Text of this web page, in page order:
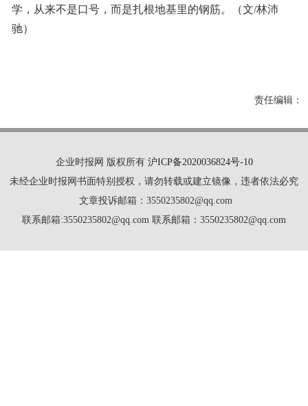
学，从来不是口号，而是扎根地基里的钢筋。（文/林沛
驰）
责任编辑：
企业时报网 版权所有 沪ICP备2020036824号-10
未经企业时报网书面特别授权，请勿转载或建立镜像，违者依法必究
文章投诉邮箱：3550235802@qq.com
联系邮箱:3550235802@qq.com 联系邮箱：3550235802@qq.com